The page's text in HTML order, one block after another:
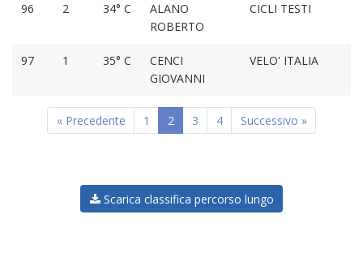
96 2 34° C
ALANO
ROBERTO
CICLI TESTI
97 1 35° C
CENCI
GIOVANNI
VELO' ITALIA
« Precedente 1 2 3 4 Successivo »
Scarica classifica percorso lungo